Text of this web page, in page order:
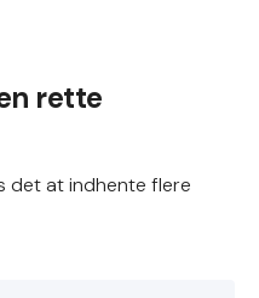
rette
det at indhente flere